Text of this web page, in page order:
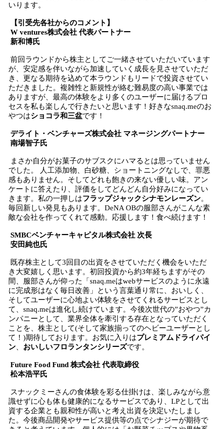
いります。
【引受先各社からのコメント】
W ventures株式会社 代表パートナー
新和博氏
前回ラウンドから株主としてご一緒させていただいています
が、安定感を伴いながら加速していく成長を見させていただ
き、更なる期待を込めて本ラウンドもリードで投資させてい
ただきました。複雑性と新規性が絡む難易度の高い事業では
ありますが、最高の体験をより多くのユーザーに届けるプロ
セスを私も楽しんで行きたいと思います！好きなsnaq.meのお
やつはショコラ和三盆です！
デライト・ベンチャーズ株式会社 マネージングパートナー
南場智子氏
まさか自分がお菓子のサブスクにハマるとは思っていません
でした。 人工添加物、白砂糖、ショートニングなしで、罪悪
感もありません。そしてどれも飽きの来ない優しい味。アン
ケートに答えたり、評価をしてどんどん自分好みになってい
きます。私の一押しはフラップジャックシナモンレーズン。
毎回新しい発見もあります。DeNA OBの服部さんがこんな素
敵な会社を作ってくれて感動。応援します！食べ続けます！
SMBCベンチャーキャピタル株式会社 次長
安田純也氏
既存株主として3回目の出資をさせていただく機会をいただ
き大変嬉しく思います。初回投資から約3年経ちますがその
間、服部さんが仰った「snaq.meはwebサービスのように永遠
に完成形はなく毎日改善」という言葉通り常に、おいしく、
そしてユーザーに心地よい体験をさせてくれるサービスとし
て、snaq.meは進化し続けています。今後次世代の”おやつ”カ
ンパニーとして、業界全体を牽引する存在となっていただく
ことを、株主として(そして家族揃ってのヘビーユーザーとし
て！)期待しております。お気に入りはプレミアムドライパイ
ン
おいしいフロランタンシリーズです。
Future Food Fund 株式会社 代表取締役
松本浩平氏
スナックミーさんの食体験を彩る仕掛けは、楽しみながら意
識せずに心も体も健康的になるサービスであり、LPとして出
資する企業とも親和性が高いと考え出資を決定いたしまし
た。今後商品開発やサービス提供等の点でシナジーが期待で